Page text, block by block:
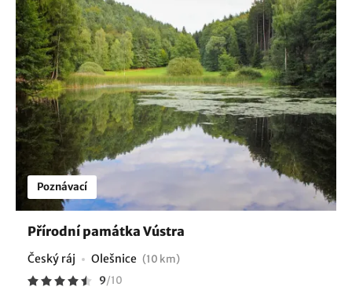
Poznávací
Přírodní památka Vústra
Český ráj Olešnice (10 km)
9/10